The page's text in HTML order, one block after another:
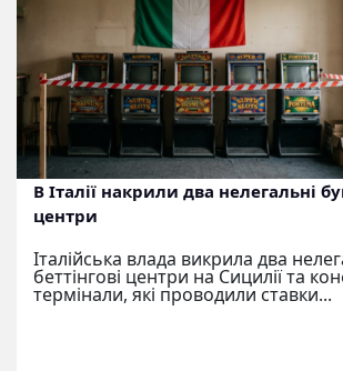
В Італії накрили два нелегальні
центри
Італійська влада викрила два
беттінгові центри на Сицилії та
термінали, які проводили ставки...